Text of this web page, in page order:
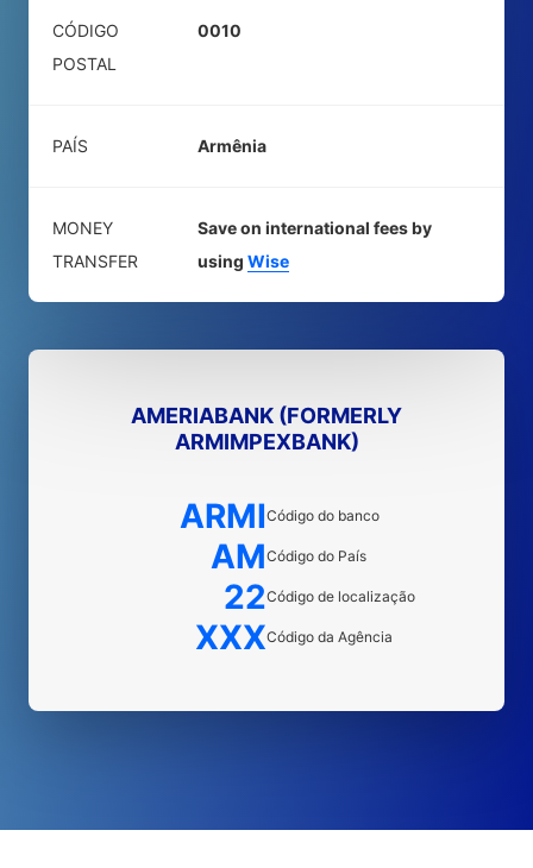
CÓDIGO
POSTAL
0010
PAÍS Armênia
MONEY
TRANSFER
Save on international fees by
using Wise
AMERIABANK (FORMERLY
ARMIMPEXBANK)
ARMICódigo do banco
AMCódigo do País
22Código de localização
XXXCódigo da Agência